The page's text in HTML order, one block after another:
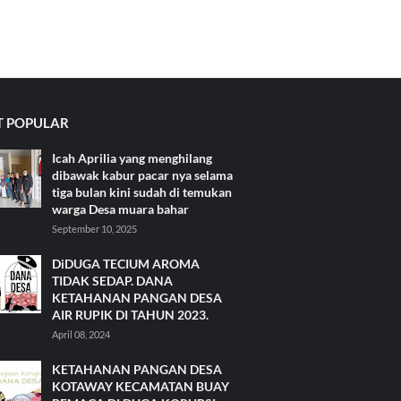
POPULAR
Icah Aprilia yang menghilang
dibawak kabur pacar nya selama
tiga bulan kini sudah di temukan
warga Desa muara bahar
September 10, 2025
DiDUGA TECIUM AROMA
TIDAK SEDAP. DANA
KETAHANAN PANGAN DESA
AIR RUPIK DI TAHUN 2023.
April 08, 2024
KETAHANAN PANGAN DESA
KOTAWAY KECAMATAN BUAY